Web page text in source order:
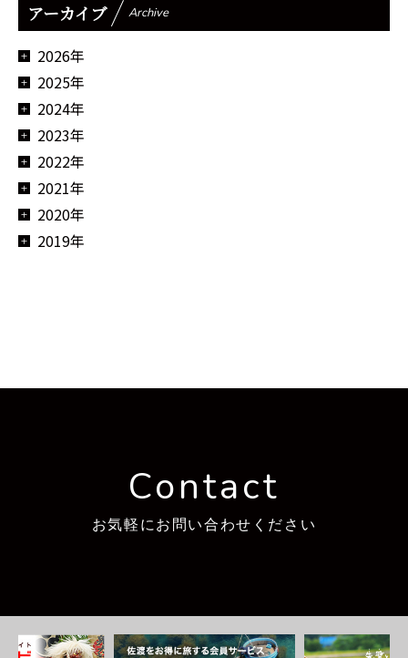
アーカイブ Archive
2026年
2025年
2024年
2023年
2022年
2021年
2020年
2019年
Contact
お気軽にお問い合わせください